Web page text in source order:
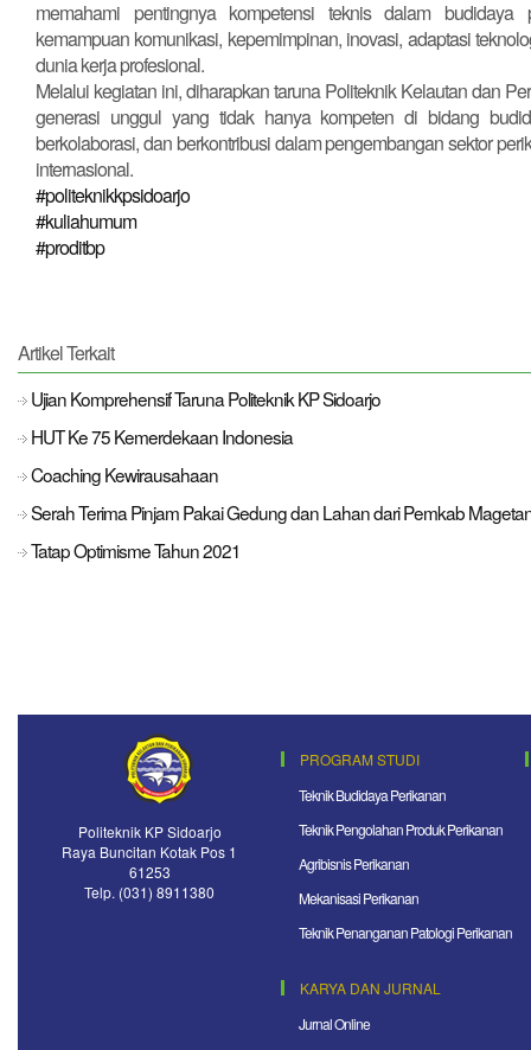
memahami pentingnya kompetensi teknis dalam budidaya
kemampuan komunikasi, kepemimpinan, inovasi, adaptasi
dunia kerja profesional.
Melalui kegiatan ini, diharapkan taruna Politeknik Kelautan dan
generasi unggul yang tidak hanya kompeten di bidang
berkolaborasi, dan berkontribusi dalam pengembangan sektor
internasional.
#politeknikkpsidoarjo
#kuliahumum
#proditbp
Artikel Terkait
Ujian Komprehensif Taruna Politeknik KP Sidoarjo
HUT Ke 75 Kemerdekaan Indonesia
Coaching Kewirausahaan
Serah Terima Pinjam Pakai Gedung dan Lahan dari Pemkab
Tatap Optimisme Tahun 2021
Politeknik KP Sidoarjo
Raya Buncitan Kotak Pos 1
61253
Telp. (031) 8911380
PROGRAM STUDI
Teknik Budidaya Perikanan
Teknik Pengolahan Produk Perikanan
Agribisnis Perikanan
Mekanisasi Perikanan
Teknik Penanganan Patologi Perikanan
KARYA DAN JURNAL
Jurnal Online